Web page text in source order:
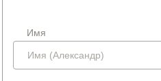
Имя